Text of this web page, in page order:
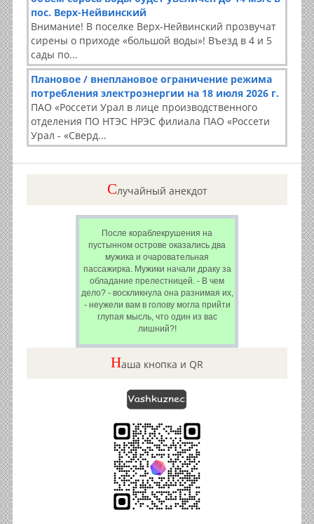
пос. Верх-Нейвинский
Внимание! В поселке Верх-Нейвинский прозвучат
сирены о приходе «большой воды»! Въезд в 4 и 5
сады по...
Плановое / внеплановое ограничение режима
потребления электроэнергии на 18 июля 2026 г.
ПАО «Россети Урал в лице производственного
отделения ПО НТЭС НРЭС филиала ПАО «Россети
Урал - «Сверд...
Cлучайный анекдот
После кораблекрушения на
пустынном острове оказались два
мужика и очаровательная
пассажирка. Мужики начали драку за
обладание прелестницей. - В чем
дело? - воскликнула она разнимая их,
- неужели вам в голову могла прийти
глупая мысль, что один из вас
лишний?!
Наша кнопка и QR